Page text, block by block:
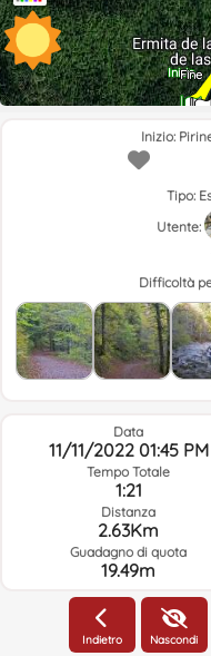
Inizio
Fine
Inizio:
Tipo:
Utente:
Difficoltà
Data
11/11/2022 01:45 PM
Tempo Totale
1:21
Distanza
2.63Km
Guadagno di quota
19.49m
Meteo Del Giorno
Indietro Nascondi